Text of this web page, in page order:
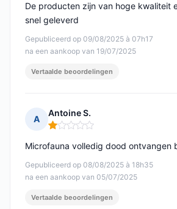
Gepubliceerd op 09/08/2025 à 07h17
na een aankoop van 19/07/2025
De producten zijn van hoge kwaliteit
snel geleverd
Vertaalde beoordelingen
A
Antoine S.
Opmerking: 1 van 5
Gepubliceerd op 08/08/2025 à 18h35
na een aankoop van 05/07/2025
Microfauna volledig dood ontvangen
Vertaalde beoordelingen